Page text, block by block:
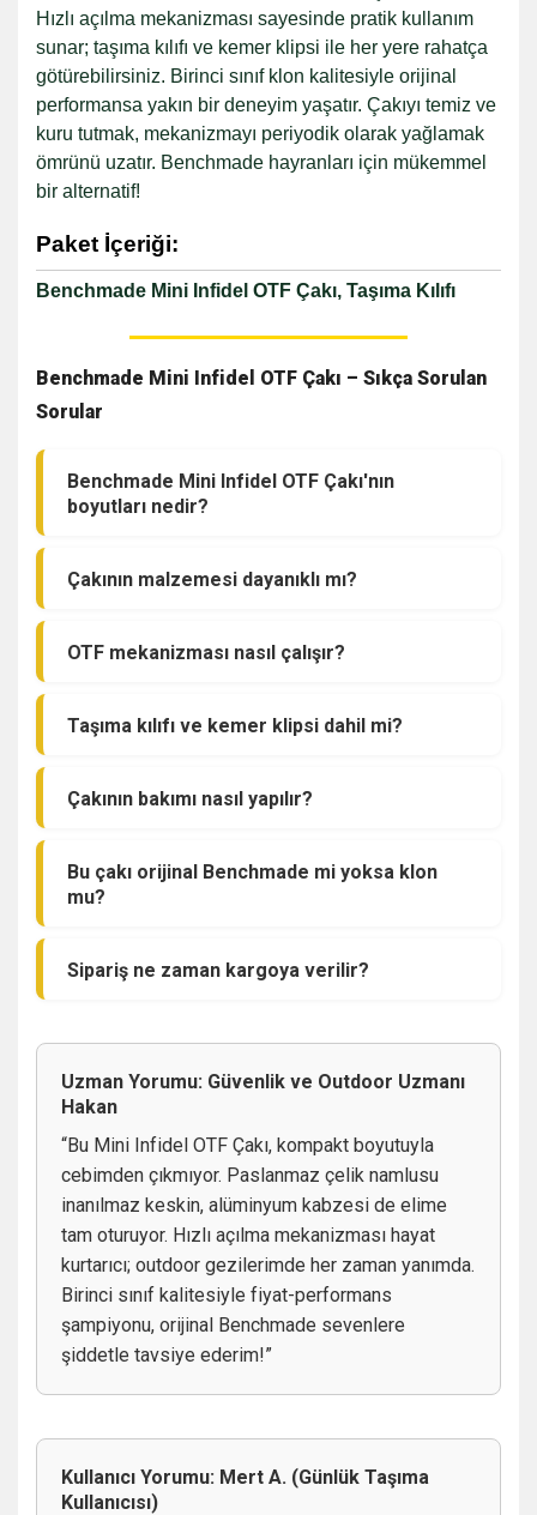
Hızlı açılma mekanizması sayesinde pratik kullanım
sunar; taşıma kılıfı ve kemer klipsi ile her yere rahatça
götürebilirsiniz. Birinci sınıf klon kalitesiyle orijinal
performansa yakın bir deneyim yaşatır. Çakıyı temiz ve
kuru tutmak, mekanizmayı periyodik olarak yağlamak
ömrünü uzatır. Benchmade hayranları için mükemmel
bir alternatif!
Paket İçeriği:
Benchmade Mini Infidel OTF Çakı, Taşıma Kılıfı
Benchmade Mini Infidel OTF Çakı – Sıkça Sorulan
Sorular
Benchmade Mini Infidel OTF Çakı'nın
boyutları nedir?
Çakının malzemesi dayanıklı mı?
OTF mekanizması nasıl çalışır?
Taşıma kılıfı ve kemer klipsi dahil mi?
Çakının bakımı nasıl yapılır?
Bu çakı orijinal Benchmade mi yoksa klon
mu?
Sipariş ne zaman kargoya verilir?
Uzman Yorumu: Güvenlik ve Outdoor Uzmanı
Hakan
“Bu Mini Infidel OTF Çakı, kompakt boyutuyla
cebimden çıkmıyor. Paslanmaz çelik namlusu
inanılmaz keskin, alüminyum kabzesi de elime
tam oturuyor. Hızlı açılma mekanizması hayat
kurtarıcı; outdoor gezilerimde her zaman yanımda.
Birinci sınıf kalitesiyle fiyat-performans
şampiyonu, orijinal Benchmade sevenlere
şiddetle tavsiye ederim!”
Kullanıcı Yorumu: Mert A. (Günlük Taşıma
Kullanıcısı)